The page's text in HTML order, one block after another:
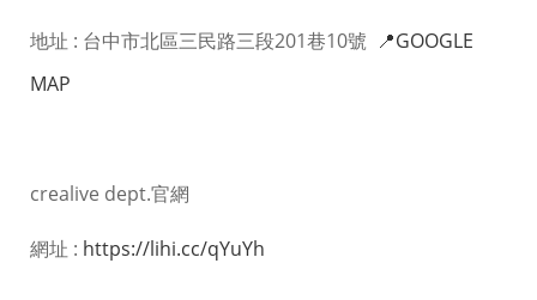
地址 : 台中市北區三民路三段201巷10號 📍GOOGLE
MAP
crealive dept.官網
網址 : https://lihi.cc/qYuYh